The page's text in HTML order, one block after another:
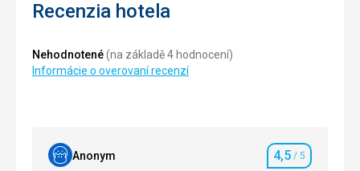
Recenzia hotela
Nehodnotené(na základě 4 hodnocení)
Informácie o overovaní recenzí
Anonym Hodnotenie
4,5 / 5